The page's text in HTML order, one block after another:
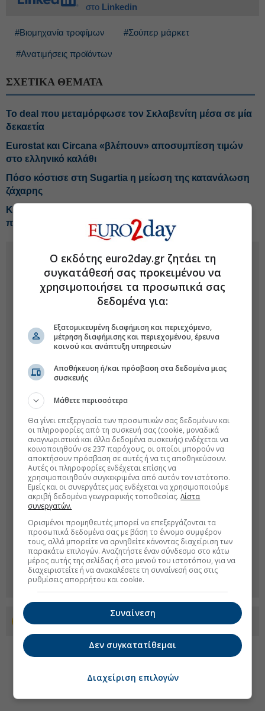
στο Linkedin
#Βιομηχανία τροφίμων #Σούπερ μάρκετ
#Ανατιμήσεις προϊόντων
ΣΧΕΤΙΚΑ ΘΕΜΑΤΑ
Το deal που μεταμόρφωσε τον Σκλαβενίτη μέσα σε μία
δεκαετία
Eurostat και Circana «βλέπουν» αποσυμπίεση τιμών
στο ελληνικό καλάθι
Πόσο κόστισε στη Sugartia η μείωση της κατανάλωση
ζάχαρης
Κύκλοι υπουργείου Ανάπτυξης: Αποδίδουν οι
πρωτοβουλίες για μειώσεις τιμών
Ο εκδότης euro2day.gr ζητάει τη
συγκατάθεσή σας προκειμένου να
χρησιμοποιήσει τα προσωπικά σας
δεδομένα για:
Εξατομικευμένη διαφήμιση και περιεχόμενο,
μέτρηση διαφήμισης και περιεχομένου, έρευνα
κοινού και ανάπτυξη υπηρεσιών
Αποθήκευση ή/και πρόσβαση στα δεδομένα μιας
συσκευής
Μάθετε περισσότερα
Θα γίνει επεξεργασία των προσωπικών σας δεδομένων και
οι πληροφορίες από τη συσκευή σας (cookie, μοναδικά
αναγνωριστικά και άλλα δεδομένα συσκευής) ενδέχεται να
κοινοποιηθούν σε 237 παρόχους, οι οποίοι μπορούν να
αποκτήσουν πρόσβαση σε αυτές ή να τις αποθηκεύσουν.
Αυτές οι πληροφορίες ενδέχεται επίσης να
χρησιμοποιηθούν συγκεκριμένα από αυτόν τον ιστότοπο.
Εμείς και οι συνεργάτες μας ενδέχεται να χρησιμοποιούμε
ακριβή δεδομένα γεωγραφικής τοποθεσίας.Λίστα
συνεργατών.
Ορισμένοι προμηθευτές μπορεί να επεξεργάζονται τα
προσωπικά δεδομένα σας με βάση το έννομο συμφέρον
τους, αλλά μπορείτε να αρνηθείτε κάνοντας διαχείριση των
παρακάτω επιλογών. Αναζητήστε έναν σύνδεσμο στο κάτω
μέρος αυτής της σελίδας ή στο μενού του ιστοτόπου, για να
διαχειριστείτε ή να ανακαλέσετε τη συναίνεσή σας στις
ρυθμίσεις απορρήτου και cookie.
Συναίνεση
Δεν συγκατατίθεμαι
Διαχείριση επιλογών